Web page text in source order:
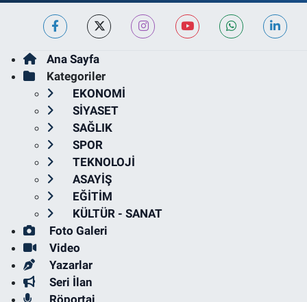
Ana Sayfa
Kategoriler
EKONOMİ
SİYASET
SAĞLIK
SPOR
TEKNOLOJİ
ASAYİŞ
EĞİTİM
KÜLTÜR - SANAT
Foto Galeri
Video
Yazarlar
Seri İlan
Röportaj